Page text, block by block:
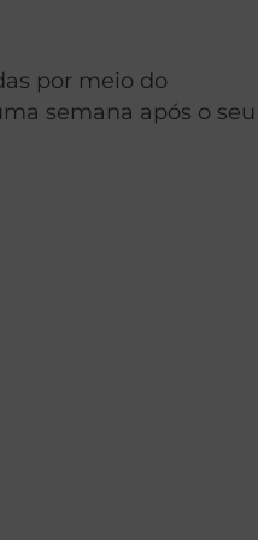
por meio do
semana após o seu